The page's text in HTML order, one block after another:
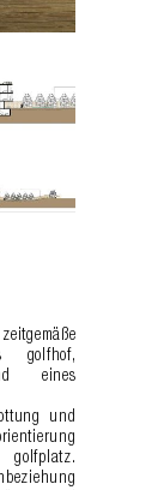
golfhof,
eines
und